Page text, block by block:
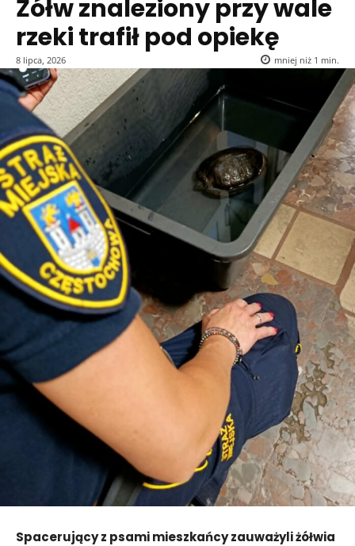
Żółw znaleziony przy wale
rzeki trafił pod opiekę
8 lipca, 2026 mniej niż 1 min.
Spacerujący z psami mieszkańcy zauważyli żółwia